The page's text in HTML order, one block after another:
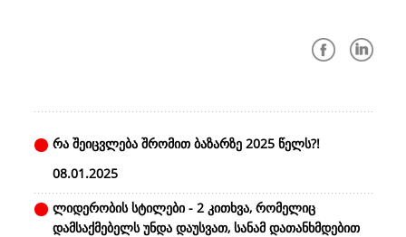
რა შეიცვლება შრომით ბაზარზე 2025 წელს?!
08.01.2025
ლიდერობის სტილები - 2 კითხვა, რომელიც
დამსაქმებელს უნდა დაუსვათ, სანამ დათანხმდებით